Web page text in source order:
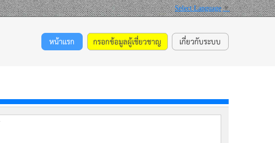
Select Language ▼